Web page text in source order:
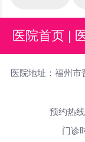
医院首页
医院地址：福州市
预约热
门诊